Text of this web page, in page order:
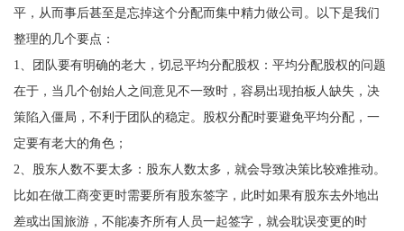
平，从而事后甚至是忘掉这个分配而集中精力做公司。以下是我们
整理的几个要点：
1、团队要有明确的老大，切忌平均分配股权：平均分配股权的问题
在于，当几个创始人之间意见不一致时，容易出现拍板人缺失，决
策陷入僵局，不利于团队的稳定。股权分配时要避免平均分配，一
定要有老大的角色；
2、股东人数不要太多：股东人数太多，就会导致决策比较难推动。
比如在做工商变更时需要所有股东签字，此时如果有股东去外地出
差或出国旅游，不能凑齐所有人员一起签字，就会耽误变更的时